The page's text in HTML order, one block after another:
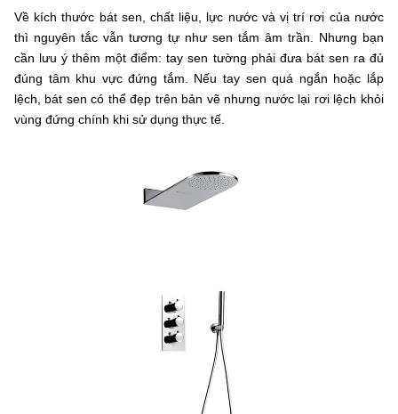
Về kích thước bát sen, chất liệu, lực nước và vị trí rơi của nước
thì nguyên tắc vẫn tương tự như sen tắm âm trần. Nhưng bạn
cần lưu ý thêm một điểm: tay sen tường phải đưa bát sen ra đủ
đúng tâm khu vực đứng tắm. Nếu tay sen quá ngắn hoặc lắp
lệch, bát sen có thể đẹp trên bản vẽ nhưng nước lại rơi lệch khỏi
vùng đứng chính khi sử dụng thực tế.